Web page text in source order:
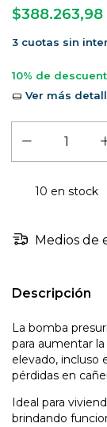
$388.263,98
3 cuotas sin
10% de
Ver más
10 en stock
Medios de
Descripción
La bomba
para aumentar
elevado, incluso
pérdidas en
Ideal para
brindando